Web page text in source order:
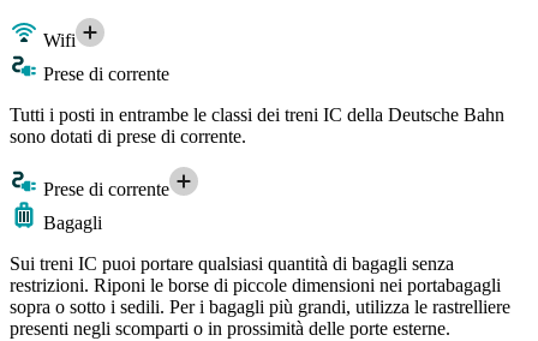
Wifi
Prese di corrente
Tutti i posti in entrambe le classi dei treni IC della Deutsche Bahn
sono dotati di prese di corrente.
Prese di corrente
Bagagli
Sui treni IC puoi portare qualsiasi quantità di bagagli senza
restrizioni. Riponi le borse di piccole dimensioni nei portabagagli
sopra o sotto i sedili. Per i bagagli più grandi, utilizza le rastrelliere
presenti negli scomparti o in prossimità delle porte esterne.